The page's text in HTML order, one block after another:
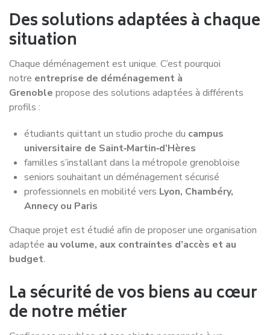
Ne payez que les
Pour votre déménagement à Grenoble
, vous ne payez
que les kilomètres utiles à votre transport.
Grâce à l’optimisation de nos tournées et à une gestion
intelligente des trajets,
vous ne financez pas le retour à
vide du camion, ce qui permet de limiter les coûts de
déplacement.
OBTENIR MON DEVIS DE DEMENAGEMENT